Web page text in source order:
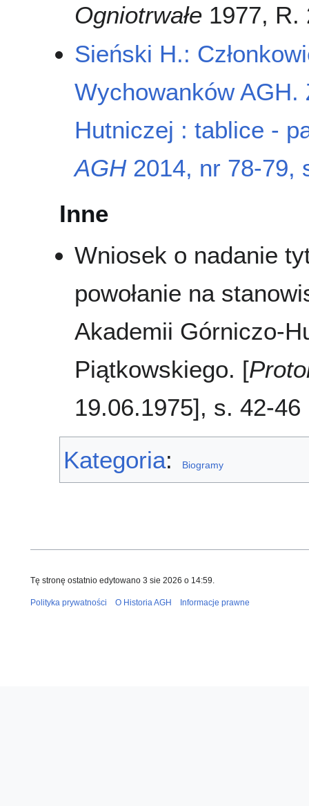
Ogniotrwałe 1977, R.
Sieński H.:
Wychowanków AGH.
Hutniczej : tablice -
AGH2014, nr 78-79,
Inne
Wniosek o nadanie
powołanie na
Akademii Górniczo-
Piątkowskiego. [
19.06.1975], s. 42-46
Kategoria: Biogramy
Tę stronę ostatnio edytowano 3 sie 2026 o 14:59.
Polityka prywatności O Historia AGH Informacje prawne